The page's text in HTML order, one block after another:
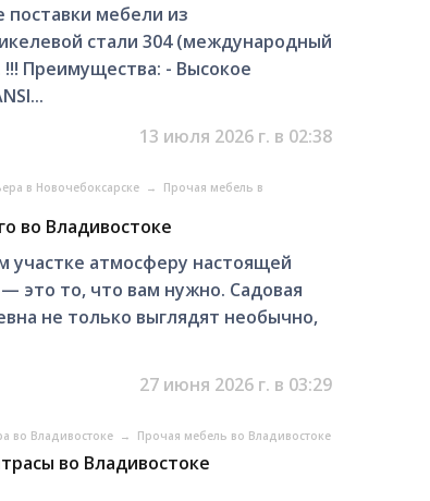
мебели из
стали 304 (международный
!!! Преимущества: - Высокое
13 июля 2026 г. в 02:38
в Новочебоксарске → Прочая мебель в
во Владивостоке
участке атмосферу настоящей
это то, что вам нужно. Садовая
не только выглядят необычно,
27 июня 2026 г. в 03:29
во Владивостоке → Прочая мебель во Владивостоке
во Владивостоке